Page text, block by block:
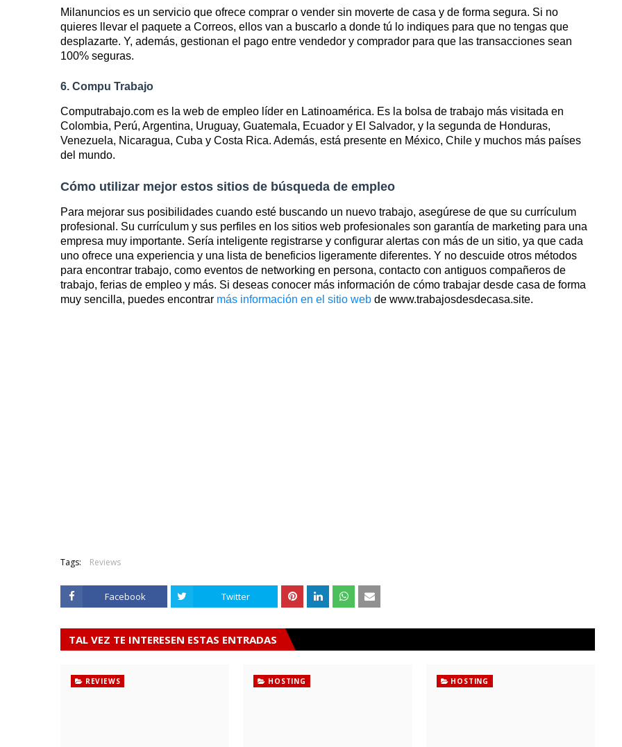
Milanuncios es un servicio que ofrece comprar o vender sin moverte de casa y de forma segura. Si no
quieres llevar el paquete a Correos, ellos van a buscarlo a donde tú lo indiques para que no tengas que
desplazarte. Y, además, gestionan el pago entre vendedor y comprador para que las transacciones sean
100% seguras.
6. Compu Trabajo
Computrabajo.com es la web de empleo líder en Latinoamérica. Es la bolsa de trabajo más visitada en
Colombia, Perú, Argentina, Uruguay, Guatemala, Ecuador y El Salvador, y la segunda de Honduras,
Venezuela, Nicaragua, Cuba y Costa Rica. Además, está presente en México, Chile y muchos más países
del mundo.
Cómo utilizar mejor estos sitios de búsqueda de empleo
Para mejorar sus posibilidades cuando esté buscando un nuevo trabajo, asegúrese de que su currículum
profesional. Su currículum y sus perfiles en los sitios web profesionales son garantía de marketing para una
empresa muy importante. Sería inteligente registrarse y configurar alertas con más de un sitio, ya que cada
uno ofrece una experiencia y una lista de beneficios ligeramente diferentes. Y no descuide otros métodos
para encontrar trabajo, como eventos de networking en persona, contacto con antiguos compañeros de
trabajo, ferias de empleo y más. Si deseas conocer más información de cómo trabajar desde casa de forma
muy sencilla, puedes encontrar más información en el sitio web de www.trabajosdesdecasa.site.
Tags: Reviews
Facebook Twitter
TAL VEZ TE INTERESEN ESTAS ENTRADAS
REVIEWS HOSTING HOSTING